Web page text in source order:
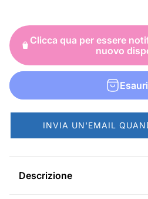
o
n
o
r
m
a
l
Clicca qua per essere
nuovo
INVIA UN'EMAIL
Descrizione